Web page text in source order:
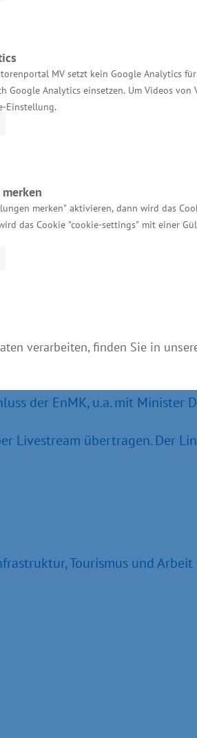
MV setzt kein Google Analytics
Google Analytics einsetzen. Um Videos
Einstellung.
merken" aktivieren, dann wird das
das Cookie "cookie-settings" mit einer
verarbeiten, finden Sie in
von new enerday. Die
Wärmewende-Projekt mit
Ministerinnen und
(ca. 5 Minuten)
Goldene Buch der
der EnMK, u.a. mit Minister
Livestream übertragen. Der
Tourismus und Arbeit